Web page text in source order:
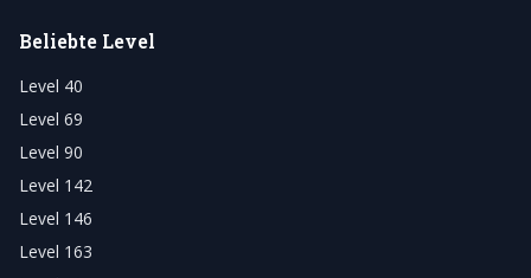
Beliebte Level
Level 40
Level 69
Level 90
Level 142
Level 146
Level 163